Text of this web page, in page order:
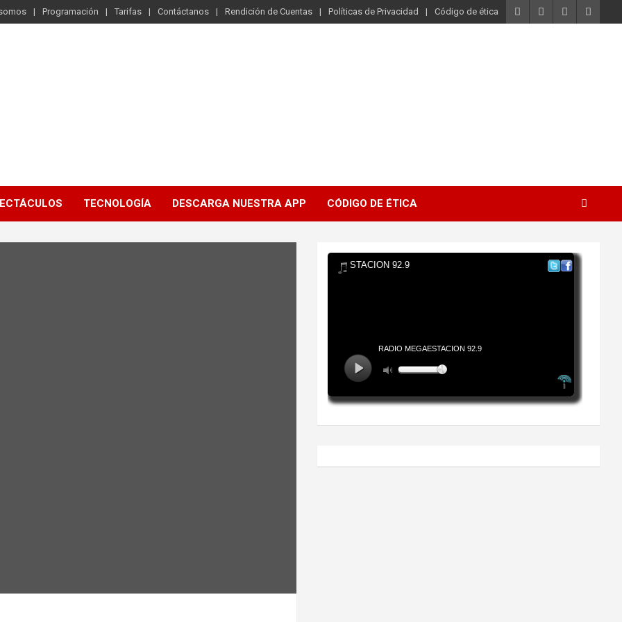
Programación Tarifas Contáctanos Rendición de Cuentas Políticas de Privacidad Código de ética
TECNOLOGÍA DESCARGA NUESTRA APP CÓDIGO DE ÉTICA